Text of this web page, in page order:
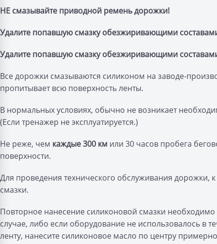
НЕ смазывайте приводной ремень дорожки!
Удалите попавшую смазку обезжиривающими
Удалите попавшую смазку обезжиривающими
Все дорожки смазываются силиконом на заводе-
пропитывает всю поверхность ленты.
В нормальных условиях, обычно не возникает
(Если тренажер не эксплуатируется.)
Не реже, чем каждые 300 км или 30 часов пробега
поверхности.
Для проведения технического обслуживания дорожки,
смазки.
Повторное нанесение силиконовой смазки
случае, либо если оборудование не использовалось в
ленту, нанесите силиконовое масло по центру